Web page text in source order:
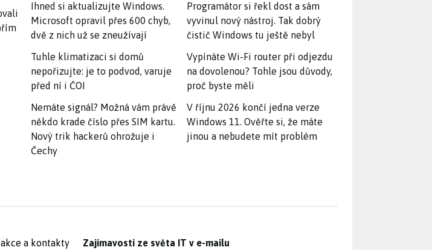
Ihned si aktualizujte Windows.
Microsoft opravil přes 600 chyb,
dvě z nich už se zneužívají
Tuhle klimatizaci si domů
nepořizujte: je to podvod, varuje
před ní i ČOI
Nemáte signál? Možná vám právě
někdo krade číslo přes SIM kartu.
Nový trik hackerů ohrožuje i
Čechy
Programátor si řekl dost a sám
vyvinul nový nástroj. Tak dobrý
čistič Windows tu ještě nebyl
Vypínáte Wi-Fi router při odjezdu
na dovolenou? Tohle jsou důvody,
proč byste měli
V říjnu 2026 končí jedna verze
Windows 11. Ověřte si, že máte
jinou a nebudete mít problém
a kontakty
Zajímavosti ze světa IT v e-mailu